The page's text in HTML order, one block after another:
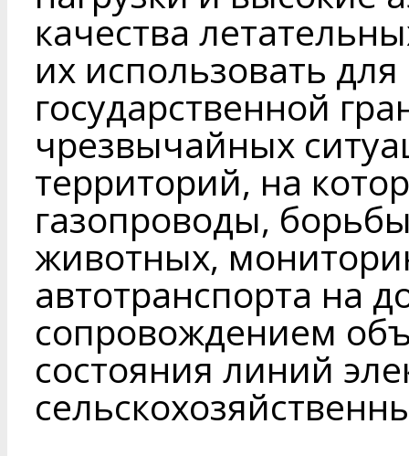
качества
их использовать
государственной
чрезвычайных
территорий, на
газопроводы,
животных,
автотранспорта на
сопровождением
состояния линий